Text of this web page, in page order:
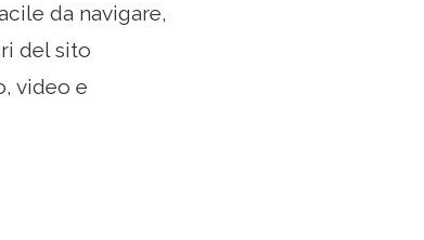
da navigare,
del sito
video e